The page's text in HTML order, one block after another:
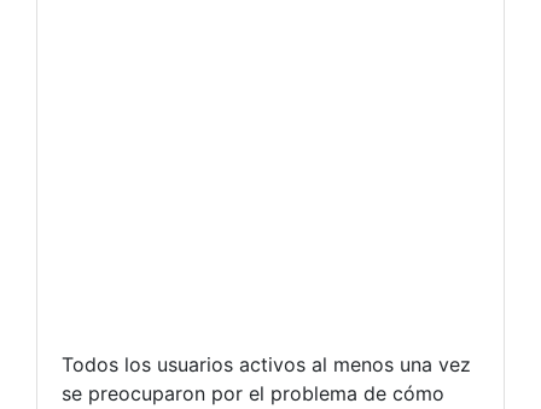
Todos los usuarios activos al menos una vez
se preocuparon por el problema de cómo